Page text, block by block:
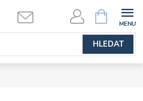
HLEDAT
NÁKUPNÍ
KOŠÍK